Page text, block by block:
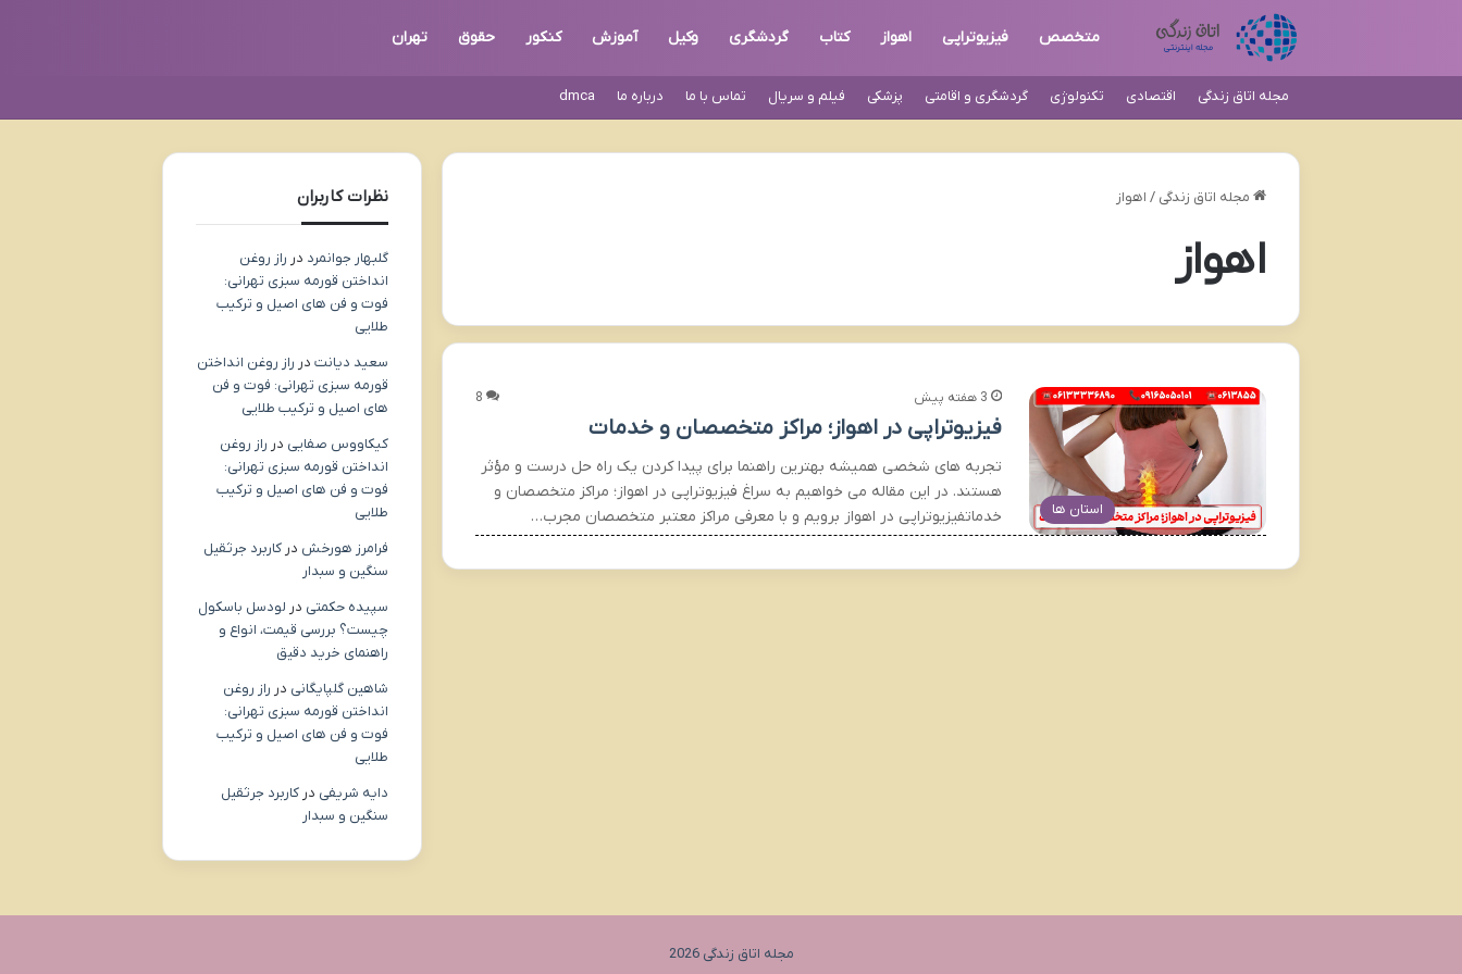
متخصص فیزیوتراپی اهواز کتاب گردشگری وکیل آموزش کنکور حقوق تهران
مجله اتاق زندگی اقتصادی تکنولوژی گردشگری و اقامتی پزشکی فیلم و سریال تماس با ما درباره ما dmca
مجله اتاق زندگی / اهواز
اهواز
استان ها
3 هفته پیش 8
فیزیوتراپی در اهواز؛ مراکز متخصصان و خدمات
تجربه های شخصی همیشه بهترین راهنما برای پیدا کردن یک راه حل درست و مؤثر
هستند. در این مقاله می خواهیم به سراغ فیزیوتراپی در اهواز؛ مراکز متخصصان و
خدماتفیزیوتراپی در اهواز برویم و با معرفی مراکز معتبر متخصصان مجرب…
نظرات کاربران
گلبهار جوانمرد در راز روغن
انداختن قورمه سبزی تهرانی:
فوت و فن های اصیل و ترکیب
طلایی
سعید دیانتدر راز روغن انداختن
قورمه سبزی تهرانی: فوت و فن
های اصیل و ترکیب طلایی
کیکاووس صفایی در راز روغن
انداختن قورمه سبزی تهرانی:
فوت و فن های اصیل و ترکیب
طلایی
فرامرز هورخش در کاربرد جرثقیل
سنگین و سبدار
سپیده حکمتی در لودسل باسکول
چیست؟ بررسی قیمت، انواع و
راهنمای خرید دقیق
شاهین گلپایگانی در راز روغن
انداختن قورمه سبزی تهرانی:
فوت و فن های اصیل و ترکیب
طلایی
دایه شریفی در کاربرد جرثقیل
سنگین و سبدار
مجله اتاق زندگی 2026